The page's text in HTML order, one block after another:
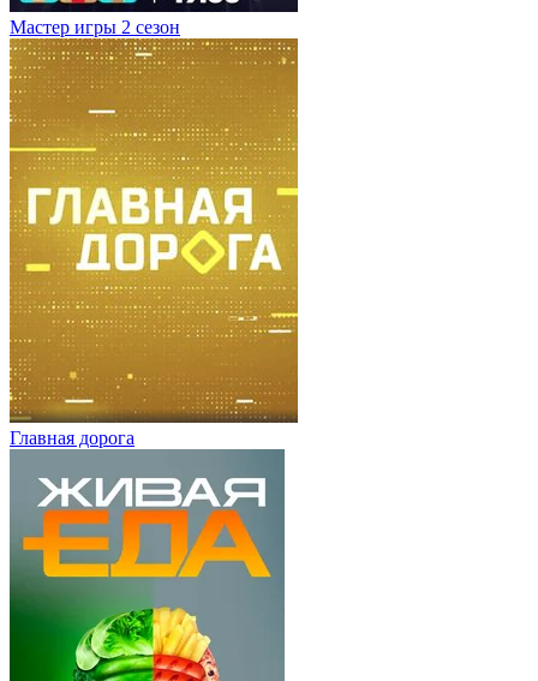
Мастер игры 2 сезон
Главная дорога